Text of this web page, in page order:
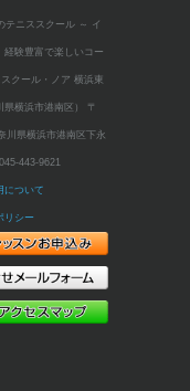
テニススクール ～ イ
経験豊富で楽しいコー
クール・ノア 横浜東
県横浜市港南区） 〒
県横浜市港南区下永
045-443-9621
について
リシー